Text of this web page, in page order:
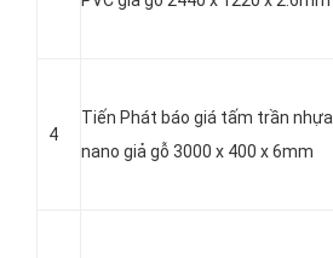
4
Tiến Phát báo giá tấm trần nhựa
nano giả gỗ 3000 x 400 x 6mm